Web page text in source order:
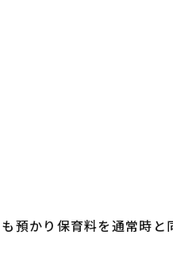
預かり保育料を通常時と